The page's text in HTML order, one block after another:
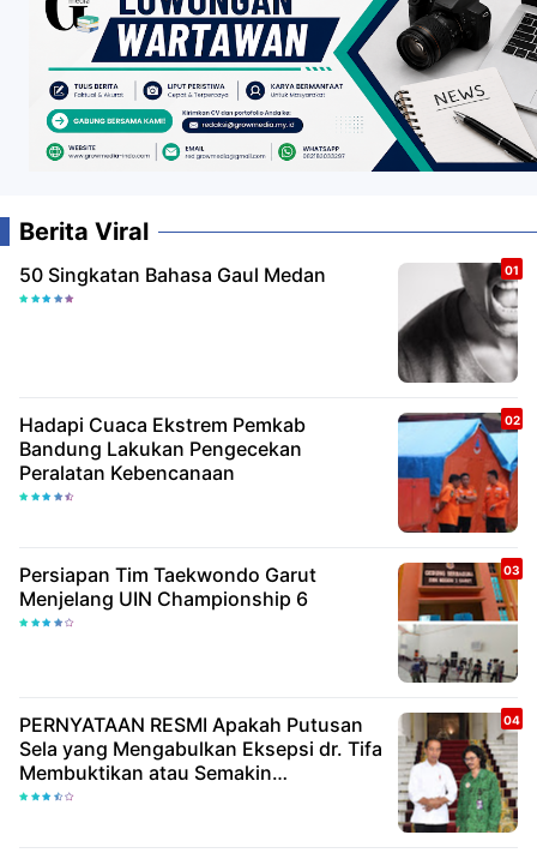
Berita Viral
50 Singkatan Bahasa Gaul Medan
Hadapi Cuaca Ekstrem Pemkab
Bandung Lakukan Pengecekan
Peralatan Kebencanaan
Persiapan Tim Taekwondo Garut
Menjelang UIN Championship 6
PERNYATAAN RESMI Apakah Putusan
Sela yang Mengabulkan Eksepsi dr. Tifa
Membuktikan atau Semakin
Meyakinkan Publik Bahwa Ijazah